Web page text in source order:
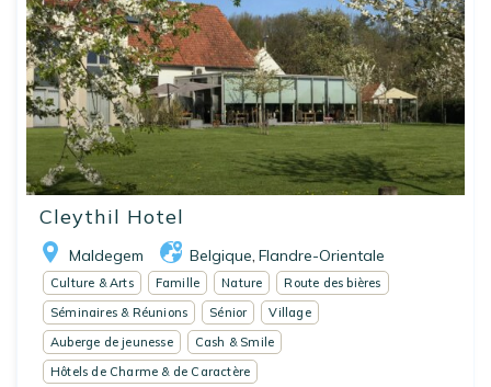
Cleythil Hotel
Maldegem Belgique Flandre-Orientale
Culture & Arts Famille Nature
Route des bières
Séminaires & Réunions
Sénior
Village
Auberge de jeunesse
Cash & Smile
Hôtels de Charme & de Caractère